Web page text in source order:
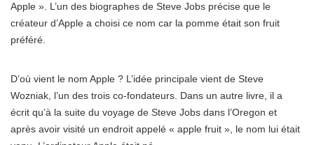
Apple ». L’un des biographes de Steve Jobs précise que le
créateur d’Apple a choisi ce nom car la pomme était son fruit
préféré.
D’où vient le nom Apple ? L’idée principale vient de Steve
Wozniak, l’un des trois co-fondateurs. Dans un autre livre, il a
écrit qu’à la suite du voyage de Steve Jobs dans l’Oregon et
après avoir visité un endroit appelé « apple fruit », le nom lui était